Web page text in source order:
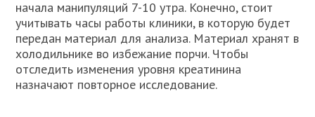
начала манипуляций 7-10 утра. Конечно, стоит
учитывать часы работы клиники, в которую будет
передан материал для анализа. Материал хранят в
холодильнике во избежание порчи. Чтобы
отследить изменения уровня креатинина
назначают повторное исследование.